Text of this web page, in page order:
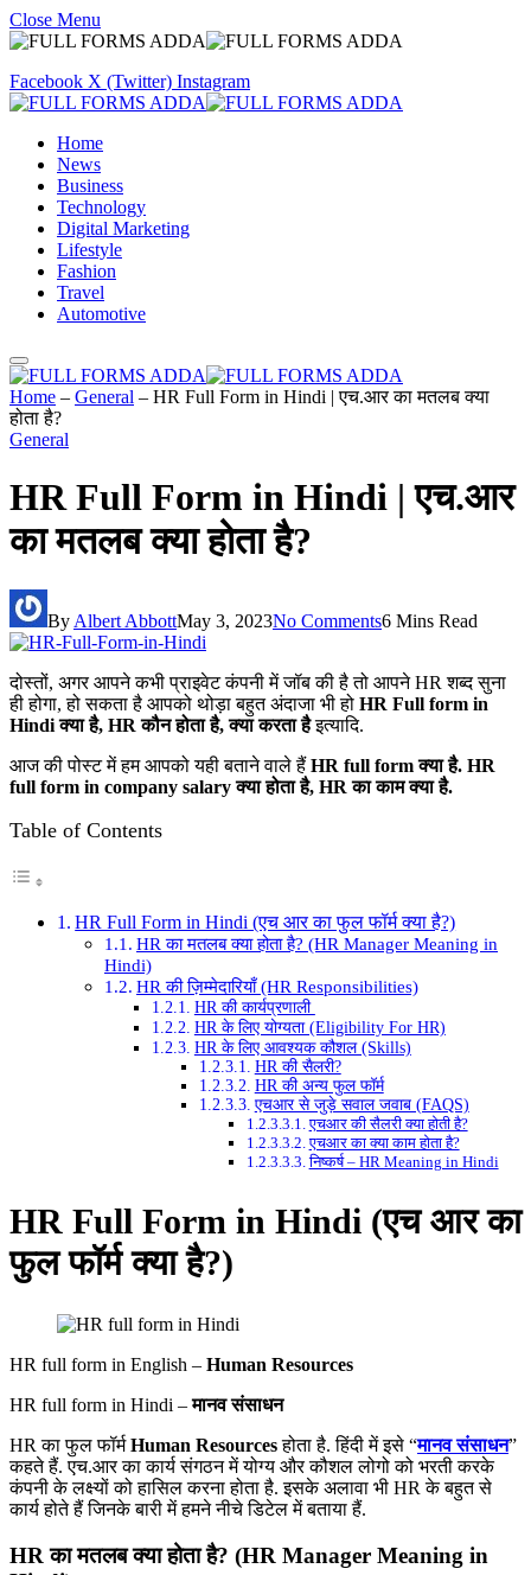
Close Menu
Facebook X (Twitter) Instagram
Home
News
Business
Technology
Digital Marketing
Lifestyle
Fashion
Travel
Automotive
Home – General – HR Full Form in Hindi | एच.आर का मतलब क्या
होता है?
General
HR Full Form in Hindi | एच.आर
का मतलब क्या होता है?
By Albert AbbottMay 3, 2023No Comments6 Mins Read
दोस्तों, अगर आपने कभी प्राइवेट कंपनी में जॉब की है तो आपने HR शब्द सुना
ही होगा, हो सकता है आपको थोड़ा बहुत अंदाजा भी हो HR Full form in
Hindi क्या है, HR कौन होता है, क्या करता हैइत्यादि.
आज की पोस्ट में हम आपको यही बताने वाले हैं HR full form क्या है. HR
full form in company salary क्या होता है, HR का काम क्या है.
Table of Contents
HR Full Form in Hindi (एच आर का फुल फॉर्म क्या है?)
HR का मतलब क्या होता है? (HR Manager Meaning in
Hindi)
HR की ज़िम्मेदारियाँ (HR Responsibilities)
HR की कार्यप्रणाली
HR के लिए योग्यता (Eligibility For HR)
HR के लिए आवश्यक कौशल (Skills)
HR की सैलरी?
HR की अन्य फुल फॉर्म
एचआर से जुड़े सवाल जवाब (FAQS)
एचआर की सैलरी क्या होती है?
एचआर का क्या काम होता है?
निष्कर्ष – HR Meaning in Hindi
HR Full Form in Hindi (एच आर का
फुल फॉर्मक्या है?)
HR full form in English – Human Resources
HR full form in Hindi –मानव संसाधन
HR का फुल फॉर्मHuman Resourcesहोता है. हिंदी में इसे “मानव संसाधन”
कहते हैं. एच.आर का कार्य संगठन में योग्य और कौशल लोगो को भरती करके
कंपनी के लक्ष्यों को हासिल करना होता है. इसके अलावा भी HR के बहुत से
कार्य होते हैं जिनके बारी में हमने नीचे डिटेल में बताया हैं.
HR का मतलब क्या होता है? (HR Manager Meaning in